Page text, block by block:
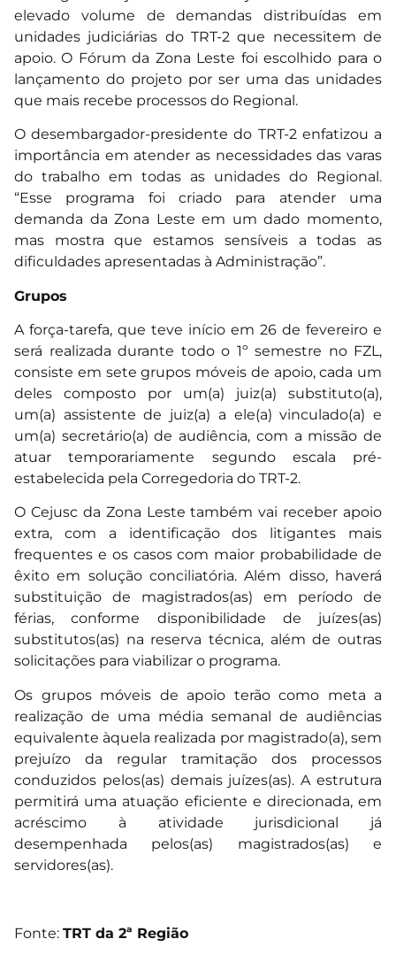
elevado volume de demandas distribuídas em
unidades judiciárias do TRT-2 que necessitem de
apoio. O Fórum da Zona Leste foi escolhido para o
lançamento do projeto por ser uma das unidades
que mais recebe processos do Regional.
O desembargador-presidente do TRT-2 enfatizou a
importância em atender as necessidades das varas
do trabalho em todas as unidades do Regional.
“Esse programa foi criado para atender uma
demanda da Zona Leste em um dado momento,
mas mostra que estamos sensíveis a todas as
dificuldades apresentadas à Administração”.
Grupos
A força-tarefa, que teve início em 26 de fevereiro e
será realizada durante todo o 1º semestre no FZL,
consiste em sete grupos móveis de apoio, cada um
deles composto por um(a) juiz(a) substituto(a),
um(a) assistente de juiz(a) a ele(a) vinculado(a) e
um(a) secretário(a) de audiência, com a missão de
atuar temporariamente segundo escala pré-
estabelecida pela Corregedoria do TRT-2.
O Cejusc da Zona Leste também vai receber apoio
extra, com a identificação dos litigantes mais
frequentes e os casos com maior probabilidade de
êxito em solução conciliatória. Além disso, haverá
substituição de magistrados(as) em período de
férias, conforme disponibilidade de juízes(as)
substitutos(as) na reserva técnica, além de outras
solicitações para viabilizar o programa.
Os grupos móveis de apoio terão como meta a
realização de uma média semanal de audiências
equivalente àquela realizada por magistrado(a), sem
prejuízo da regular tramitação dos processos
conduzidos pelos(as) demais juízes(as). A estrutura
permitirá uma atuação eficiente e direcionada, em
acréscimo à atividade jurisdicional já
desempenhada pelos(as) magistrados(as) e
servidores(as).
Fonte: TRT da 2ª Região